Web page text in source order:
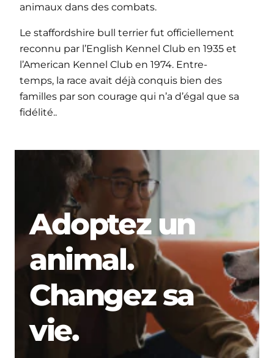
animaux dans des combats.
Le staffordshire bull terrier fut officiellement
reconnu par l’English Kennel Club en 1935 et
l’American Kennel Club en 1974. Entre-
temps, la race avait déjà conquis bien des
familles par son courage qui n’a d’égal que sa
fidélité..
Adoptez un
animal.
Changez sa
vie.